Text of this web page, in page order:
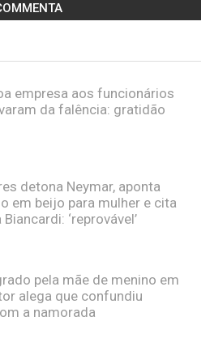
empresa aos funcionários
da falência: gratidão
detona Neymar, aponta
em beijo para mulher e cita
‘reprovável’
pela mãe de menino em
alega que confundiu
a namorada